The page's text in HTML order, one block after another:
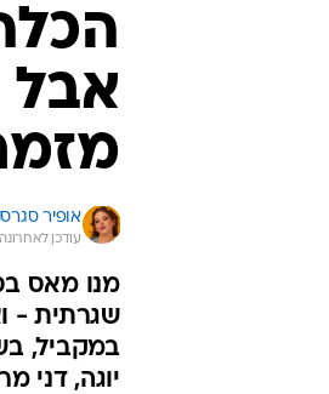
אבל
אופיר
עודכן לאחרונה: 5.8.2021 /
מנו מאס
שגרתית -
במקביל,
יוגה, דני